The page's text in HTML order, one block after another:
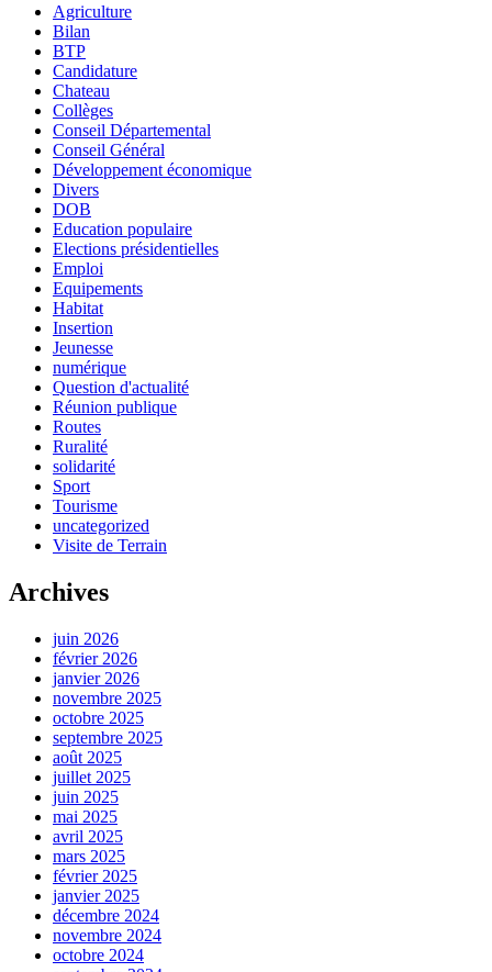
Agriculture
Bilan
BTP
Candidature
Chateau
Collèges
Conseil Départemental
Conseil Général
Développement économique
Divers
DOB
Education populaire
Elections présidentielles
Emploi
Equipements
Habitat
Insertion
Jeunesse
numérique
Question d'actualité
Réunion publique
Routes
Ruralité
solidarité
Sport
Tourisme
uncategorized
Visite de Terrain
Archives
juin 2026
février 2026
janvier 2026
novembre 2025
octobre 2025
septembre 2025
août 2025
juillet 2025
juin 2025
mai 2025
avril 2025
mars 2025
février 2025
janvier 2025
décembre 2024
novembre 2024
octobre 2024